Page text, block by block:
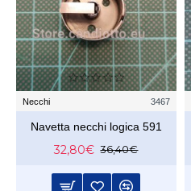
Necchi 3467
Navetta necchi logica 591
32,80€ 36,40€